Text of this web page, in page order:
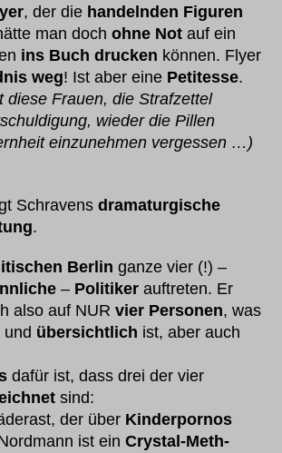
, der die handelnden Figuren
man dochohne Not auf ein
ins Buch drucken können. Flyer
weg! Ist aber eine Petitesse.
diese Frauen, die Strafzettel
wieder die Pillen
einzunehmen vergessen …)
Schravensdramaturgische
.
Berlin ganze vier (!) –
– Politiker auftreten. Er
also auf NURvier Personen, was
übersichtlich ist, aber auch
dafür ist, dass drei der vier
sind:
der über Kinderpornos
ist einCrystal-Meth-